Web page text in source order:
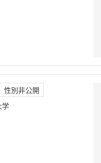
性別非公開
学